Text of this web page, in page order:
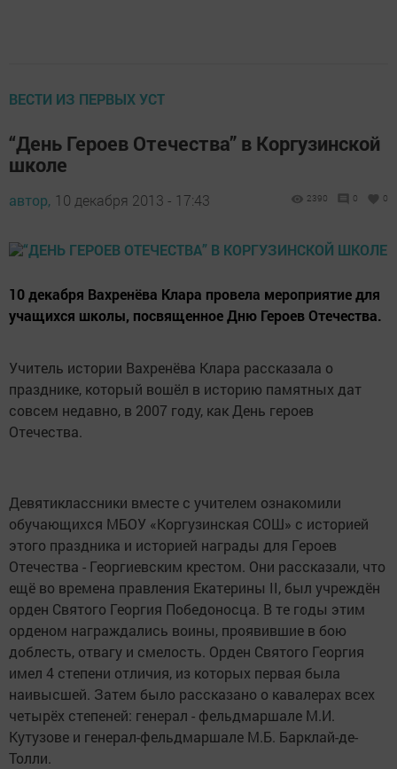
ВЕСТИ ИЗ ПЕРВЫХ УСТ
“День Героев Отечества” в Коргузинской
школе
автор, 10 декабря 2013 - 17:43 2390 0 0
10 декабря Вахренёва Клара провела мероприятие для
учащихся школы, посвященное Дню Героев Отечества.
Учитель истории Вахренёва Клара рассказала о
празднике, который вошёл в историю памятных дат
совсем недавно, в 2007 году, как День героев
Отечества.
Девятиклассники вместе с учителем ознакомили
обучающихся МБОУ «Коргузинская СОШ» с историей
этого праздника и историей награды для Героев
Отечества - Георгиевским крестом. Они рассказали, что
ещё во времена правления Екатерины II, был учреждён
орден Святого Георгия Победоносца. В те годы этим
орденом награждались воины, проявившие в бою
доблесть, отвагу и смелость. Орден Святого Георгия
имел 4 степени отличия, из которых первая была
наивысшей. Затем было рассказано о кавалерах всех
четырёх степеней: генерал - фельдмаршале М.И.
Кутузове и генерал-фельдмаршале М.Б. Барклай-де-
Толли.